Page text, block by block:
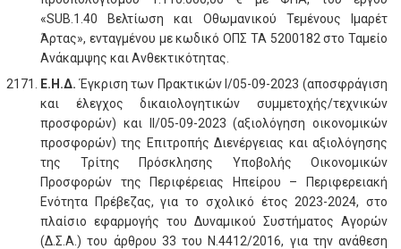
«SUB.1.40 Βελτίωση και Οθωμανικού Τεμένους Ιμαρέτ
Άρτας», ενταγμένου με κωδικό ΟΠΣ ΤΑ 5200182 στο Ταμείο
Ανάκαμψης και Ανθεκτικότητας.
Ε.Η.Δ.Έγκριση των Πρακτικών I/05-09-2023 (αποσφράγιση
και έλεγχος δικαιολογητικών συμμετοχής/τεχνικών
προσφορών) και II/05-09-2023 (αξιολόγηση οικονομικών
προσφορών) της Επιτροπής Διενέργειας και αξιολόγησης
της Τρίτης Πρόσκλησης Υποβολής Οικονομικών
Προσφορών της Περιφέρειας Ηπείρου – Περιφερειακή
Ενότητα Πρέβεζας, για το σχολικό έτος 2023-2024, στο
πλαίσιο εφαρμογής του Δυναμικού Συστήματος Αγορών
(Δ.Σ.Α.) του άρθρου 33 του Ν.4412/2016, για την ανάθεση